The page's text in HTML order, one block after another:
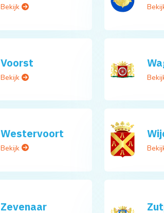
Bekijk
Voorst
Bekijk
Westervoort
Bekijk
Zevenaar